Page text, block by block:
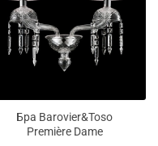
Бра Barovier&Toso
Première Dame